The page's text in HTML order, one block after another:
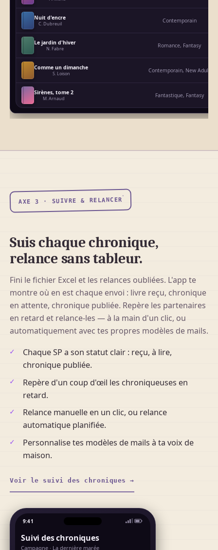
Nuit d'encre
C. Dubreuil Contemporain
Le jardin d'hiver
N. Fabre Romance, Fantasy
Comme un dimanche
S. Loison Contemporain, New Adult
Sirènes, tome 2
M. Arnaud Fantastique, Fantasy
AXE 3 · SUIVRE & RELANCER
Suis chaque chronique,
relance sans tableur.
Fini le fichier Excel et les relances oubliées. L'app te
montre où en est chaque envoi : livre reçu, chronique
en attente, chronique publiée. Repère les partenaires
en retard et relance-les — à la main d'un clic, ou
automatiquement avec tes propres modèles de mails.
Chaque SP a son statut clair : reçu, à lire,
chronique publiée.
Repère d'un coup d'œil les chroniqueuses en
retard.
Relance manuelle en un clic, ou relance
automatique planifiée.
Personnalise tes modèles de mails à ta voix de
maison.
Voir le suivi des chroniques →
9:41
Suivi des chroniques
Campagne · La dernière marée